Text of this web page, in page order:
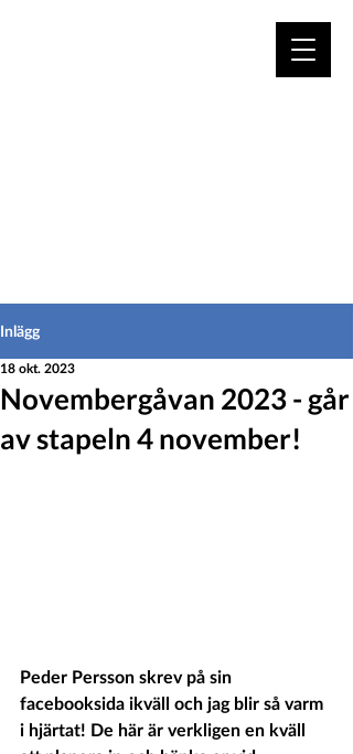
Inlägg
Novembergåvan 2023 - går
av stapeln 4 november!
18 okt. 2023
Peder Persson skrev på sin
facebooksida ikväll och jag blir så varm
i hjärtat! De här är verkligen en kväll